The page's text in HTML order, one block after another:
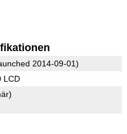
2014-09-01)
LCD